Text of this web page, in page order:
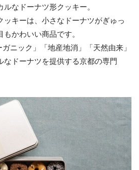
なドーナツ形クッキー。
キーは、小さなドーナツがぎゅっ
かわいい商品です。
ガニック」「地産地消」「天然由来」
なドーナツを提供する京都の専門